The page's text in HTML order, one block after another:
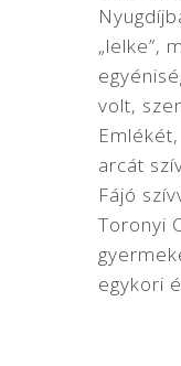
„lelke”,
volt,
arcát
Fájó
Toronyi
egykori